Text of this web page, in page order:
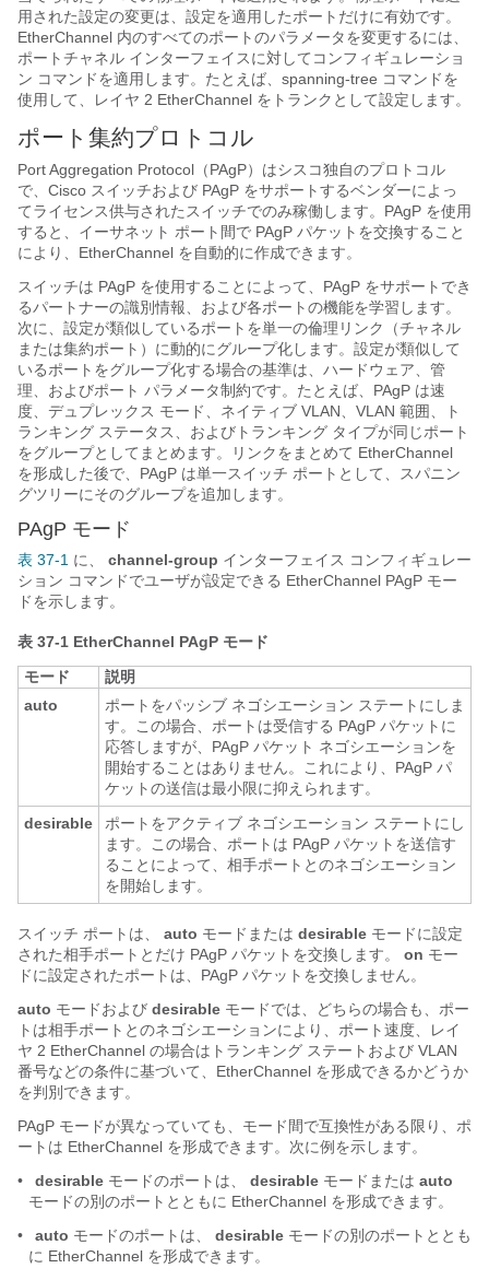
用された設定の変更は、設定を適用したポートだけに有効です。
EtherChannel 内のすべてのポートのパラメータを変更するには、
ポートチャネル インターフェイスに対してコンフィギュレーショ
ン コマンドを適用します。たとえば、spanning-tree コマンドを
使用して、レイヤ 2 EtherChannel をトランクとして設定します。
ポート集約プロトコル
Port Aggregation Protocol（PAgP）はシスコ独自のプロトコル
で、Cisco スイッチおよび PAgP をサポートするベンダーによっ
てライセンス供与されたスイッチでのみ稼働します。PAgP を使用
すると、 イーサネット ポート間で PAgP パケットを交換すること
により、EtherChannel を自動的に作成できます。
スイッチは PAgP を使用することによって、PAgP をサポートでき
るパートナーの識別情報、および各ポートの機能を学習します。
次に、設定が類似しているポートを単一の倫理リンク（チャネル
または集約ポート）に動的にグループ化します。設定が類似して
いるポートをグループ化する場合の基準は、ハードウェア、管
理、およびポート パラメータ制約です。たとえば、PAgP は速
度、デュプレックス モード、ネイティブ VLAN、VLAN 範囲、ト
ランキング ステータス、およびトランキング タイプが同じポート
をグループとしてまとめます。リンクをまとめて EtherChannel
を形成した後で、PAgP は単一スイッチ ポートとして、スパニン
グツリーにそのグループを追加します。
PAgP モード
表 37-1 に、 channel-group インターフェイス コンフィギュレー
ション コマンドでユーザが設定できる EtherChannel PAgP モー
ドを示します。
表 37-1 EtherChannel PAgP モード
モード
説明
auto
ポートをパッシブ ネゴシエーション ステートにしま
す。この場合、ポートは受信する PAgP パケットに
応答しますが、PAgP パケット ネゴシエーションを
開始することはありません。これにより、PAgP パ
ケットの送信は最小限に抑えられます。
desirable
ポートをアクティブ ネゴシエーション ステートにし
ます。この場合、ポートは PAgP パケットを送信す
ることによって、相手ポートとのネゴシエーション
を開始します。
スイッチ ポートは、 auto モードまたは desirable モードに設定
された相手ポートとだけ PAgP パケットを交換します。
on モー
ドに設定されたポートは、PAgP パケットを交換しません。
auto モードおよび desirable モードでは、どちらの場合も、ポー
トは相手ポートとのネゴシエーションにより、ポート速度、レイ
ヤ 2 EtherChannel の場合はトランキング ステートおよび VLAN
番号などの条件に基づいて、EtherChannel を形成できるかどうか
を判別できます。
PAgP モードが異なっていても、モード間で互換性がある限り、ポ
ートは EtherChannel を形成できます。次に例を示します。
•
desirable モードのポートは、 desirable モードまたは auto
モードの別のポートとともに EtherChannel を形成できます。
•
auto モードのポートは、 desirable モードの別のポートととも
に EtherChannel を形成できます。